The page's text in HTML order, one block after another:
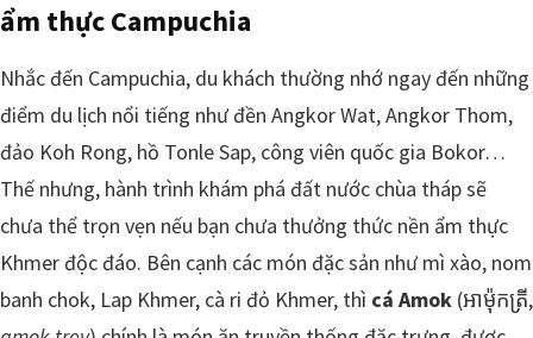
ẩm thực Campuchia
Nhắc đến Campuchia, du khách thường nhớ ngay đến những
điểm du lịch nổi tiếng như đền Angkor Wat, Angkor Thom,
đảo Koh Rong, hồ Tonle Sap, công viên quốc gia Bokor…
Thế nhưng, hành trình khám phá đất nước chùa tháp sẽ
chưa thể trọn vẹn nếu bạn chưa thưởng thức nền ẩm thực
Khmer độc đáo. Bên cạnh các món đặc sản như mì xào, nom
banh chok, Lap Khmer, cà ri đỏ Khmer, thì cá Amok (អាម៉ុកត្រី,